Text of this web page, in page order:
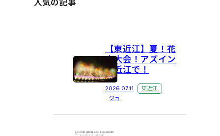
人気の記事
【東近江】夏！花
火大会！アズイン
東近江で！
2026.07.11
東近江
ジョ